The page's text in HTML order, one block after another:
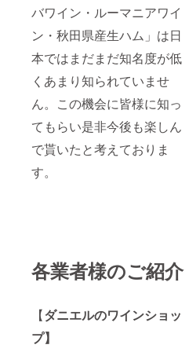
バワイン・ルーマニアワイ
ン・秋田県産生ハム」は日
本ではまだまだ知名度が低
くあまり知られていませ
ん。この機会に皆様に知っ
てもらい是非今後も楽しん
で貰いたと考えておりま
す。
各業者様のご紹介
【ダニエルのワインショッ
プ】